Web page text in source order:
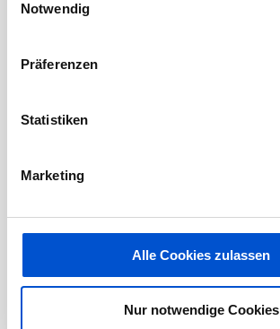
Notwendig
Präferenzen
Statistiken
Marketing
Alle Cookies zulassen
Nur notwendige Cookies
März 2020
Januar 2020
November 2019
September 2019
Juli 2019
Mai 2019